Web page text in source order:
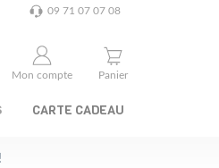
09 71 07 07 08
Mon compte Panier
CARTE CADEAU